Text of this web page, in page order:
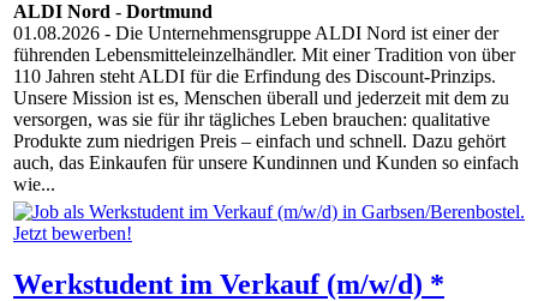
ALDI Nord - Dortmund
01.08.2026 - Die Unternehmensgruppe ALDI Nord ist einer der
führenden Lebensmitteleinzelhändler. Mit einer Tradition von über
110 Jahren steht ALDI für die Erfindung des Discount-Prinzips.
Unsere Mission ist es, Menschen überall und jederzeit mit dem zu
versorgen, was sie für ihr tägliches Leben brauchen: qualitative
Produkte zum niedrigen Preis – einfach und schnell. Dazu gehört
auch, das Einkaufen für unsere Kundinnen und Kunden so einfach
wie...
Werkstudent im Verkauf (m/w/d) *